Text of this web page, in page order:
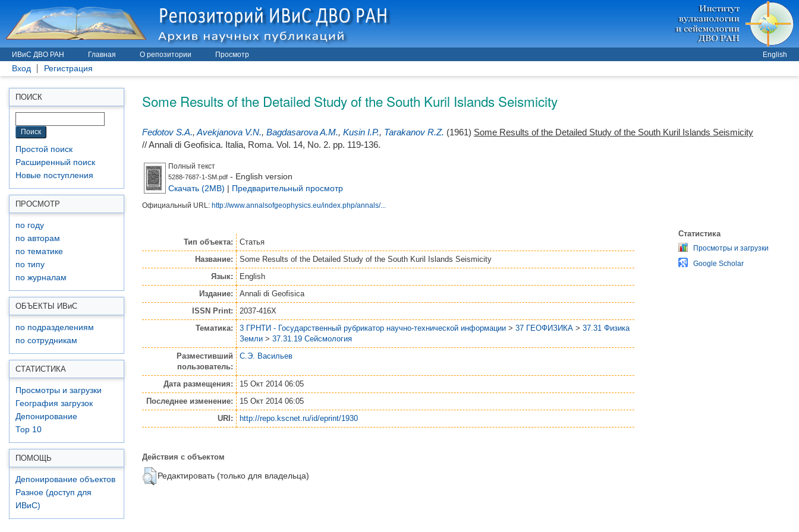
ИВиС ДВО РАН Главная О репозитории Просмотр English
Вход Регистрация
ПОИСК
Простой поиск
Расширенный поиск
Новые поступления
ПРОСМОТР
по году
по авторам
по тематике
по типу
по журналам
ОБЪЕКТЫ ИВиС
по подразделениям
по сотрудникам
СТАТИСТИКА
Просмотры и загрузки
География загрузок
Депонирование
Top 10
ПОМОЩЬ
Депонирование объектов
Разное (доступ для
ИВиС)
Some Results of the Detailed Study of the South Kuril Islands Seismicity
Fedotov S.A., Avekjanova V.N., Bagdasarova A.M., Kusin I.P., Tarakanov R.Z. (1961) Some Results of the Detailed Study of the South Kuril Islands Seismicity
// Annali di Geofisica. Italia, Roma. Vol. 14, No. 2. pp. 119-136.
Полный текст
5288-7687-1-SM.pdf - English version
Скачать (2MB) | Предварительный просмотр
Официальный URL: http://www.annalsofgeophysics.eu/index.php/annals/...
Тип объекта:
Статья
Название:
Some Results of the Detailed Study of the South Kuril Islands Seismicity
Язык:
English
Издание:
Annali di Geofisica
ISSN Print:
2037-416X
Тематика:
3 ГРНТИ - Государственный рубрикатор научно-технической информации > 37 ГЕОФИЗИКА > 37.31 Физика
Земли > 37.31.19 Сейсмология
Разместивший
пользователь:
С.Э. Васильев
Дата размещения:
15 Окт 2014 06:05
Последнее изменение:
15 Окт 2014 06:05
URI:
http://repo.kscnet.ru/id/eprint/1930
Действия с объектом
Редактировать (только для владельца)
Статистика
Просмотры и загрузки
Google Scholar